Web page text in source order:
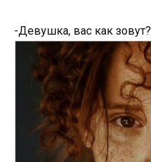
-Девушка, вас как зовут?